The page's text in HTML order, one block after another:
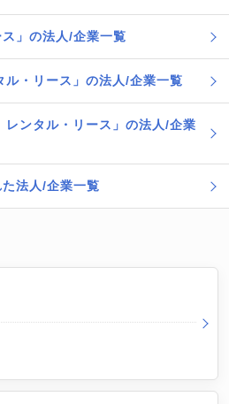
ス」の法人/企業一覧
ル・リース」の法人/企業一覧
レンタル・リース」の法人/企業
た法人/企業一覧